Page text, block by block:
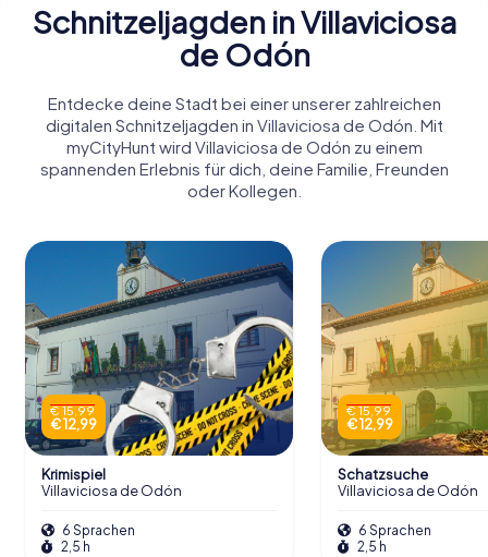
Schnitzeljagden in Villaviciosa
de Odón
Entdecke deine Stadt bei einer unserer zahlreichen
digitalen Schnitzeljagden in Villaviciosa de Odón. Mit
myCityHunt wird Villaviciosa de Odón zu einem
spannenden Erlebnis für dich, deine Familie, Freunden
oder Kollegen.
€ 15,99
€ 12,99
Krimispiel
Villaviciosa de Odón
6 Sprachen
2,5 h
€ 15,99
€ 12,99
Schatzsuche
Villaviciosa de Odón
6 Sprachen
2,5 h